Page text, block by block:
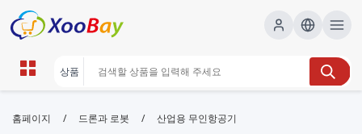
산업용 무인항공기 | XOOBAY B2B/B2C
홈페이지 / 드론과 로봇 / 산업용 무인항공기